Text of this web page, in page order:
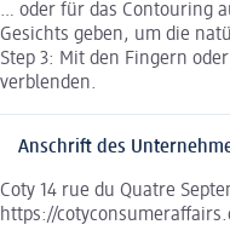
… oder für das Contouring
Gesichts geben, um die
Step 3: Mit den Fingern
verblenden.
Anschrift des
Coty 14 rue du Quatre
https://